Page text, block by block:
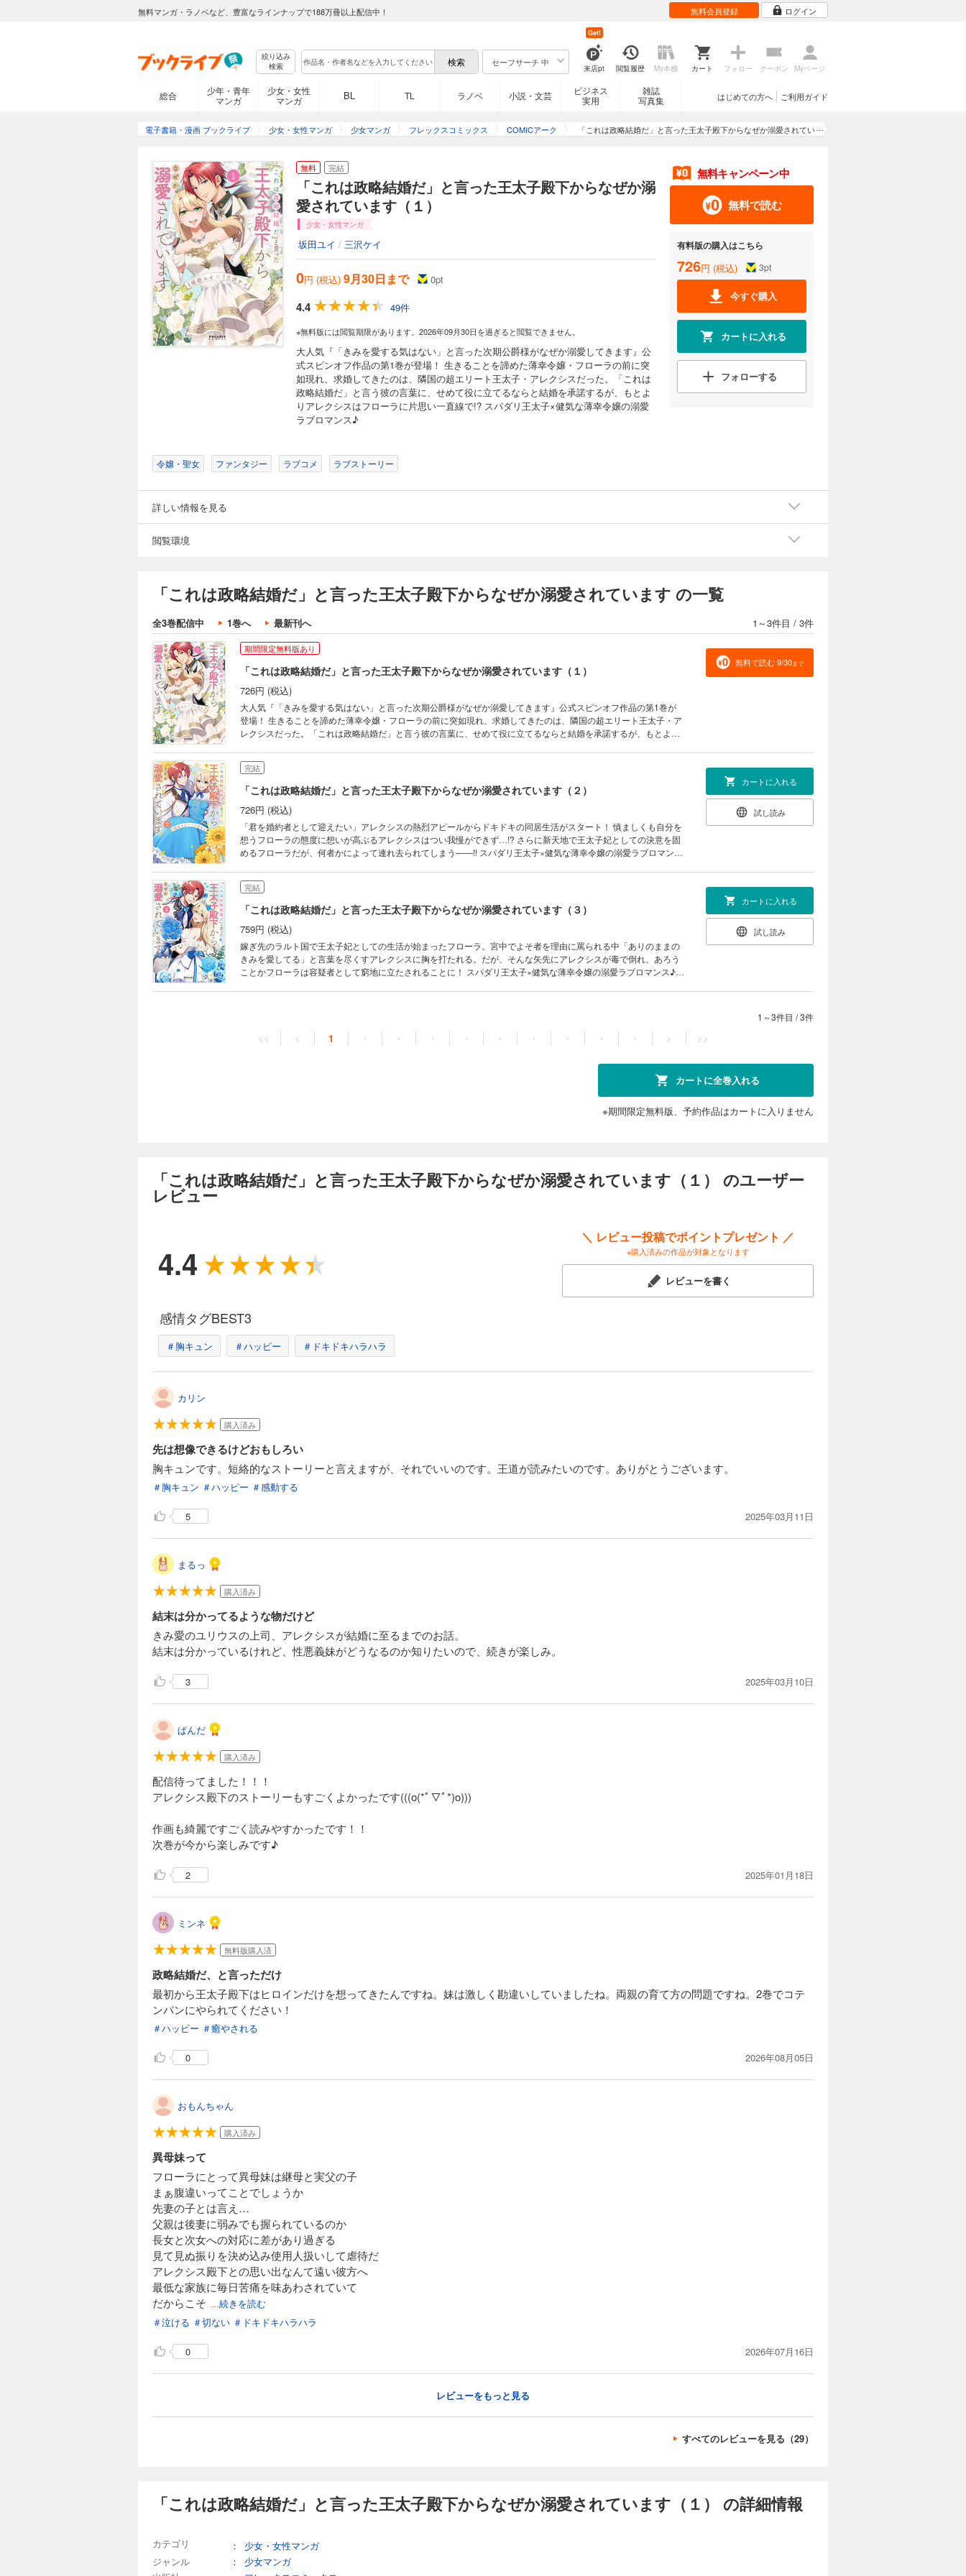
無料マンガ・ラノベなど、豊富なラインナップで188万冊以上配信中！ 無料会員登録 ログイン
絞り込み
検索
セーフサーチ 中
来店pt
Get!
閲覧履歴 My本棚 カート フォロー クーポン Myページ
総合
少年・青年
マンガ
少女・女性
マンガ
BL TL ラノベ 小説・文芸
ビジネス
実用
雑誌
写真集
ご利用ガイド
はじめての方へ
電子書籍・漫画 ブックライブ 少女・女性マンガ 少女マンガ フレックスコミックス COMICアーク
「これは政略結婚だ」と言った王太子殿下からなぜか溺愛されてい
無料
完結
「これは政略結婚だ」と言った王太子殿下からなぜか溺
愛されています（１）
少女・女性マンガ
坂田ユイ / 三沢ケイ
0円 (税込) 9月30日まで 0pt
4.4 49件
※無料版には閲覧期限があります。2026年09月30日を過ぎると閲覧できません。
大人気『「きみを愛する気はない」と言った次期公爵様がなぜか溺愛してきます』公
式スピンオフ作品の第1巻が登場！ 生きることを諦めた薄幸令嬢・フローラの前に突
如現れ、求婚してきたのは、隣国の超エリート王太子・アレクシスだった。「これは
政略結婚だ」と言う彼の言葉に、せめて役に立てるならと結婚を承諾するが、もとよ
りアレクシスはフローラに片思い一直線で!? スパダリ王太子×健気な薄幸令嬢の溺愛
ラブロマンス♪
無料キャンペーン中
無料で読む
有料版の購入はこちら
726円 (税込) 3pt
今すぐ購入
カートに入れる
フォローする
令嬢・聖女 ファンタジー ラブコメ ラブストーリー
詳しい情報を見る
閲覧環境
「これは政略結婚だ」と言った王太子殿下からなぜか溺愛されています の一覧
全3巻配信中 1巻へ 最新刊へ 1～3件目 / 3件
期間限定無料版あり
「これは政略結婚だ」と言った王太子殿下からなぜか溺愛されています（１）
726円 (税込)
大人気『「きみを愛する気はない」と言った次期公爵様がなぜか溺愛してきます』公式スピンオフ作品の第1巻が
登場！ 生きることを諦めた薄幸令嬢・フローラの前に突如現れ、求婚してきたのは、隣国の超エリート王太子・ア
レクシスだった。「これは政略結婚だ」と言う彼の言葉に、せめて役に立てるならと結婚を承諾するが、もとより
無料で読む 9/30まで
完結
「これは政略結婚だ」と言った王太子殿下からなぜか溺愛されています（２）
726円 (税込)
「君を婚約者として迎えたい」アレクシスの熱烈アピールからドキドキの同居生活がスタート！ 慎ましくも自分を
想うフローラの態度に想いが高ぶるアレクシスはつい我慢ができず…!? さらに新天地で王太子妃としての決意を固
めるフローラだが、何者かによって連れ去られてしまう――!! スパダリ王太子×健気な薄幸令嬢の溺愛ラブロマンス
登場！
カートに入れる
試し読み
完結
「これは政略結婚だ」と言った王太子殿下からなぜか溺愛されています（３）
759円 (税込)
嫁ぎ先のラルト国で王太子妃としての生活が始まったフローラ。宮中でよそ者を理由に罵られる中「ありのままの
きみを愛してる」と言葉を尽くすアレクシスに胸を打たれる。だが、そんな矢先にアレクシスが毒で倒れ、あろう
ことかフローラは容疑者として窮地に立たされることに！ スパダリ王太子×健気な薄幸令嬢の溺愛ラブロマンス♪
カートに入れる
試し読み
1～3件目 /3件
<< < 1 ・ ・ ・ ・ ・ ・ ・ ・ ・ > >>
カートに全巻入れる
※期間限定無料版、予約作品はカートに入りません
「これは政略結婚だ」と言った王太子殿下からなぜか溺愛されています（１） のユーザー
レビュー
4.4
＼ レビュー投稿でポイントプレゼント ／
※購入済みの作品が対象となります
レビューを書く
感情タグBEST3
＃胸キュン ＃ハッピー ＃ドキドキハラハラ
カリン
購入済み
先は想像できるけどおもしろい
胸キュンです。短絡的なストーリーと言えますが、それでいいのです。王道が読みたいのです。ありがとうございます。
＃胸キュン ＃ハッピー ＃感動する
5 2025年03月11日
まるっ
購入済み
結末は分かってるような物だけど
きみ愛のユリウスの上司、アレクシスが結婚に至るまでのお話。
結末は分かっているけれど、性悪義妹がどうなるのか知りたいので、続きが楽しみ。
3 2025年03月10日
ぱんだ
購入済み
配信待ってました！！！
アレクシス殿下のストーリーもすごくよかったです(((o(*ﾟ▽ﾟ*)o)))
作画も綺麗ですごく読みやすかったです！！
次巻が今から楽しみです♪
2 2025年01月18日
ミンネ
無料版購入済
政略結婚だ、と言っただけ
最初から王太子殿下はヒロインだけを想ってきたんですね。妹は激しく勘違いしていましたね。両親の育て方の問題ですね。2巻でコテ
ンパンにやられてください！
＃ハッピー ＃癒やされる
0 2026年08月05日
おもんちゃん
購入済み
異母妹って
フローラにとって異母妹は継母と実父の子
まぁ腹違いってことでしょうか
先妻の子とは言え…
父親は後妻に弱みでも握られているのか
長女と次女への対応に差があり過ぎる
見て見ぬ振りを決め込み使用人扱いして虐待だ
アレクシス殿下との思い出なんて遠い彼方へ
最低な家族に毎日苦痛を味あわされていて
だからこそ ...続きを読む
＃泣ける ＃切ない ＃ドキドキハラハラ
0 2026年07月16日
レビューをもっと見る
すべてのレビューを見る（29）
「これは政略結婚だ」と言った王太子殿下からなぜか溺愛されています（１） の詳細情報
カテゴリ ：
少女・女性マンガ
ジャンル
：
少女マンガ